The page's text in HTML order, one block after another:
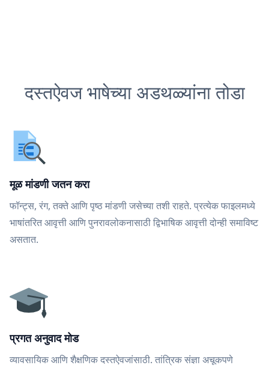
दस्तऐवज भाषेच्या अडथळ्यांना तोडा
मूळ मांडणी जतन करा
फॉन्ट्स, रंग, तक्ते आणि पृष्ठ मांडणी जसेच्या तशी राहते. प्रत्येक फाइलमध्ये
भाषांतरित आवृत्ती आणि पुनरावलोकनासाठी द्विभाषिक आवृत्ती दोन्ही समाविष्ट
असतात.
प्रगत अनुवाद मोड
व्यावसायिक आणि शैक्षणिक दस्तऐवजांसाठी. तांत्रिक संज्ञा अचूकपणे